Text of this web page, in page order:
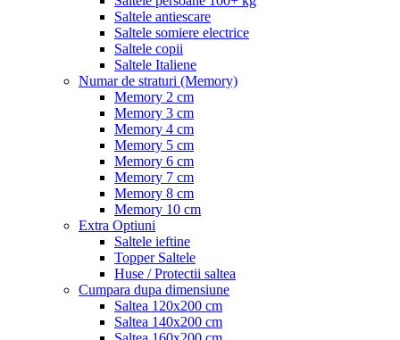
Saltele antiescare
Saltele somiere electrice
Saltele copii
Saltele Italiene
Numar de straturi (Memory)
Memory 2 cm
Memory 3 cm
Memory 4 cm
Memory 5 cm
Memory 6 cm
Memory 7 cm
Memory 8 cm
Memory 10 cm
Extra Optiuni
Saltele ieftine
Topper Saltele
Huse / Protectii saltea
Cumpara dupa dimensiune
Saltea 120x200 cm
Saltea 140x200 cm